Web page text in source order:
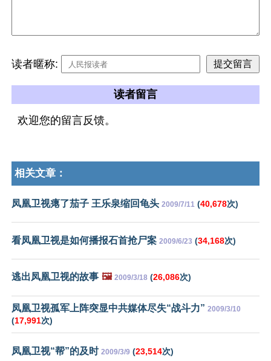
读者暱称:
读者留言
欢迎您的留言反馈。
相关文章：
凤凰卫视瘪了茄子 王乐泉缩回龟头 2009/7/11 (40,678次)
看凤凰卫视是如何播报石首抢尸案 2009/6/23 (34,168次)
逃出凤凰卫视的故事 🖼️ 2009/3/18 (26,086次)
凤凰卫视孤军上阵突显中共媒体尽失“战斗力” 2009/3/10
(17,991次)
凤凰卫视“帮”的及时 2009/3/9 (23,514次)